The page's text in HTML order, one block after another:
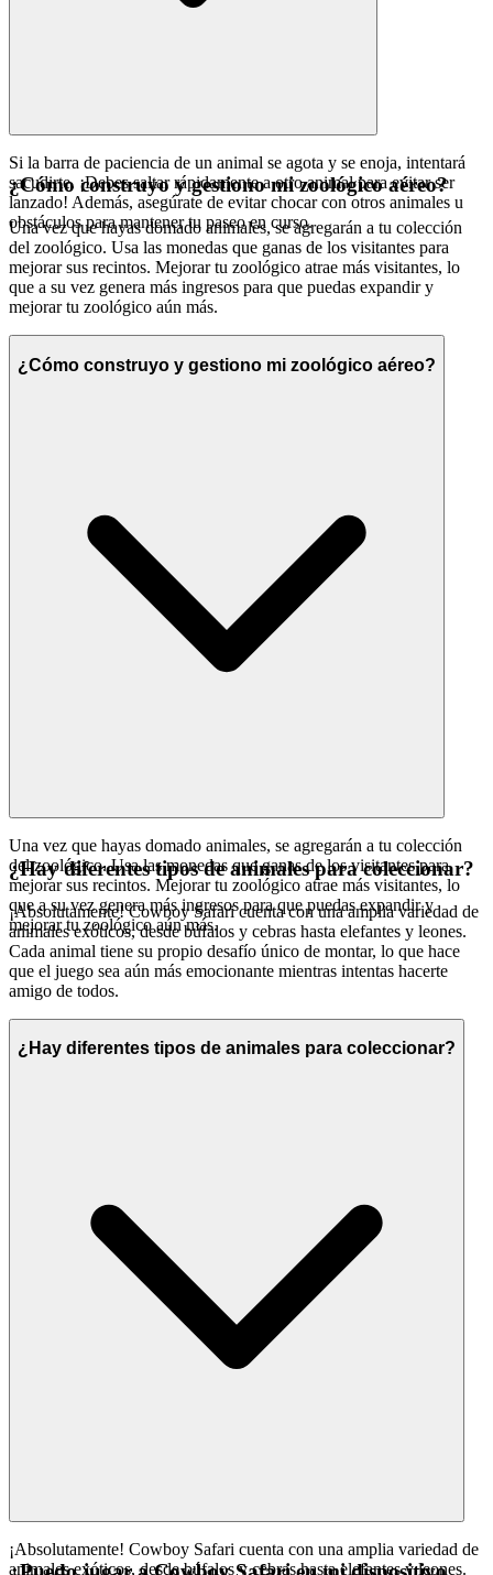
Si la barra de paciencia de un animal se agota y se enoja, intentará
sacudirte. ¡Debes saltar rápidamente a otro animal para evitar ser
lanzado! Además, asegúrate de evitar chocar con otros animales u
obstáculos para mantener tu paseo en curso.
¿Cómo construyo y gestiono mi zoológico aéreo?
Una vez que hayas domado animales, se agregarán a tu colección
del zoológico. Usa las monedas que ganas de los visitantes para
mejorar sus recintos. Mejorar tu zoológico atrae más visitantes, lo
que a su vez genera más ingresos para que puedas expandir y
mejorar tu zoológico aún más.
¿Cómo construyo y gestiono mi zoológico aéreo?
Una vez que hayas domado animales, se agregarán a tu colección
del zoológico. Usa las monedas que ganas de los visitantes para
mejorar sus recintos. Mejorar tu zoológico atrae más visitantes, lo
que a su vez genera más ingresos para que puedas expandir y
mejorar tu zoológico aún más.
¿Hay diferentes tipos de animales para coleccionar?
¡Absolutamente! Cowboy Safari cuenta con una amplia variedad de
animales exóticos, desde búfalos y cebras hasta elefantes y leones.
Cada animal tiene su propio desafío único de montar, lo que hace
que el juego sea aún más emocionante mientras intentas hacerte
amigo de todos.
¿Hay diferentes tipos de animales para coleccionar?
¡Absolutamente! Cowboy Safari cuenta con una amplia variedad de
animales exóticos, desde búfalos y cebras hasta elefantes y leones.